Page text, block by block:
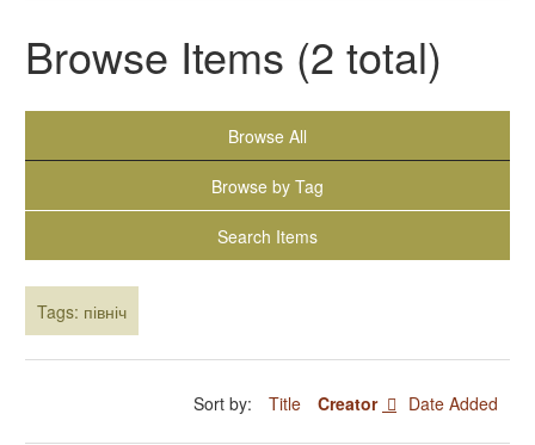
Browse Items (2 total)
Browse All
Browse by Tag
Search Items
Tags: північ
Sort by: Title Creator Date Added